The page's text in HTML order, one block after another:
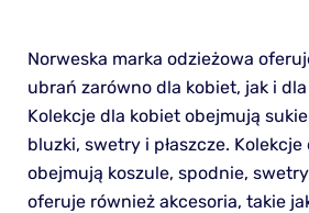
Norweska marka odzieżowa
ubrań zarówno dla kobiet, jak i
Kolekcje dla kobiet obejmują
bluzki, swetry i płaszcze.
obejmują koszule, spodnie,
oferuje również akcesoria, takie